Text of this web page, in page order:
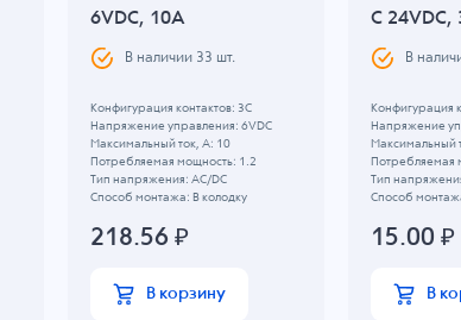
6VDC, 10A
В наличии 33 шт.
Конфигурация контактов: 3С
Напряжение управления: 6VDC
Максимальный ток, А: 10
Потребляемая мощность: 1.2
Тип напряжения: AC/DC
Способ монтажа: В колодку
218.56 ₽
В корзину
C 24VDC,
В
Конфигурация
Напряжение
Максимальный
Потребляемая
Тип
Способ
15.00 ₽
В